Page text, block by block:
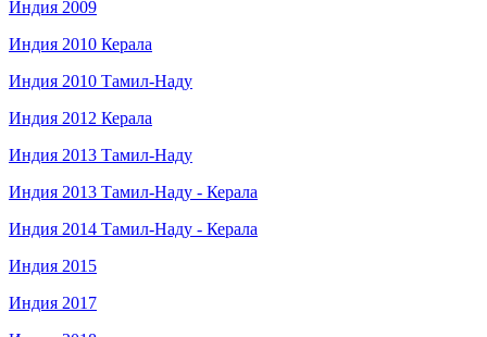
Индия 2009
Индия 2010 Керала
Индия 2010 Тамил-Наду
Индия 2012 Керала
Индия 2013 Тамил-Наду
Индия 2013 Тамил-Наду - Керала
Индия 2014 Тамил-Наду - Керала
Индия 2015
Индия 2017